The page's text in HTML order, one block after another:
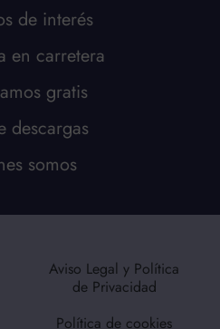
de interés
en carretera
gratis
descargas
somos
Aviso Legal y Política
de Privacidad
Política de cookies